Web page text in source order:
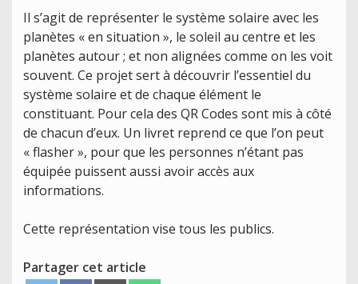
Il s’agit de représenter le système solaire avec les
planètes « en situation », le soleil au centre et les
planètes autour ; et non alignées comme on les voit
souvent. Ce projet sert à découvrir l’essentiel du
système solaire et de chaque élément le
constituant. Pour cela des QR Codes sont mis à côté
de chacun d’eux. Un livret reprend ce que l’on peut
« flasher », pour que les personnes n’étant pas
équipée puissent aussi avoir accès aux
informations.
Cette représentation vise tous les publics.
Partager cet article